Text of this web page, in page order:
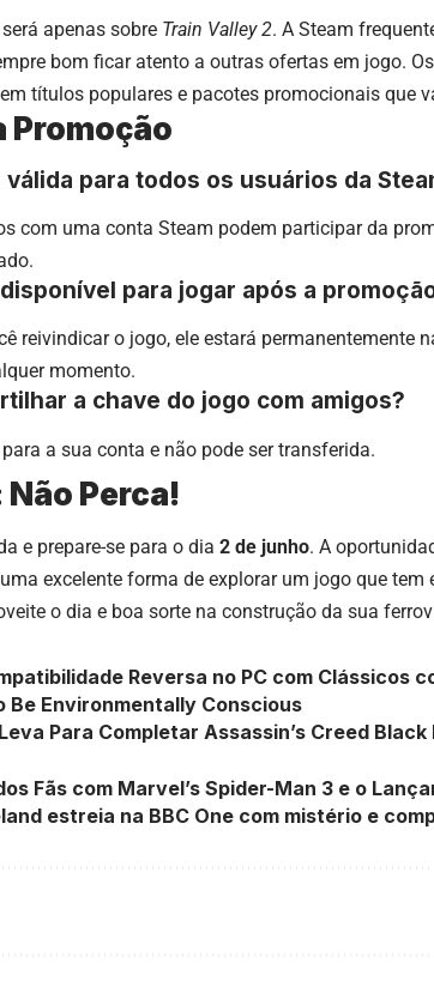
apenas sobre Train Valley 2. A Steam
bom ficar atento a outras ofertas em jogo.
títulos populares e pacotes promocionais que
Promoção
válida para todos os usuários da
com uma conta Steam podem participar da
para jogar após a
reivindicar o jogo, ele estará permanentemente
momento.
a chave do jogo com amigos?
a sua conta e não pode ser transferida.
Perca!
e prepare-se para o dia 2 de junho. A
excelente forma de explorar um jogo que
o dia e boa sorte na construção da sua
Reversa no PC com Clássicos
Be Environmentally Conscious
Para Completar Assassin’s Creed
Fãs com Marvel’s Spider-Man 3 e o
estreia na BBC One com mistério e